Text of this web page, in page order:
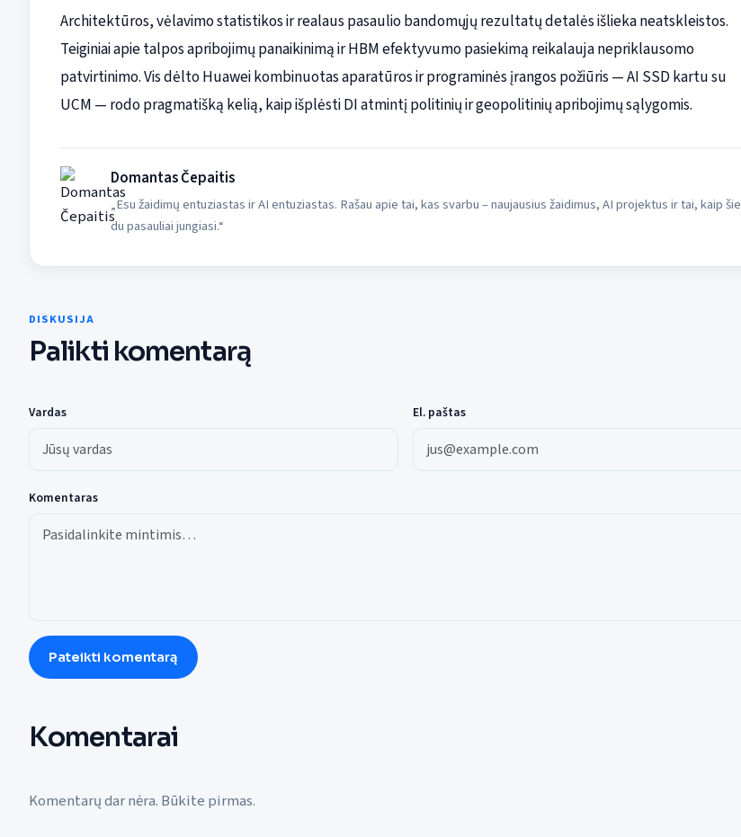
Architektūros, vėlavimo statistikos ir realaus pasaulio bandomųjų rezultatų detalės išlieka neatskleistos.
Teiginiai apie talpos apribojimų panaikinimą ir HBM efektyvumo pasiekimą reikalauja nepriklausomo
patvirtinimo. Vis dėlto Huawei kombinuotas aparatūros ir programinės įrangos požiūris — AI SSD kartu su
UCM — rodo pragmatišką kelią, kaip išplėsti DI atmintį politinių ir geopolitinių apribojimų sąlygomis.
Domantas Čepaitis
„Esu žaidimų entuziastas ir AI entuziastas. Rašau apie tai, kas svarbu – naujausius žaidimus, AI projektus ir tai, kaip šie
du pasauliai jungiasi.“
DISKUSIJA
Palikti komentarą
Vardas El. paštas
Komentaras
Pateikti komentarą
Komentarai
Komentarų dar nėra. Būkite pirmas.